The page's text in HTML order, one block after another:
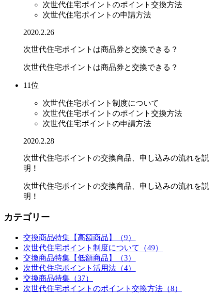
次世代住宅ポイントのポイント交換方法
次世代住宅ポイントの申請方法
2020.2.26
次世代住宅ポイントは商品券と交換できる？
次世代住宅ポイントは商品券と交換できる？
11位
次世代住宅ポイント制度について
次世代住宅ポイントのポイント交換方法
次世代住宅ポイントの申請方法
2020.2.28
次世代住宅ポイントの交換商品、申し込みの流れを説
明！
次世代住宅ポイントの交換商品、申し込みの流れを説
明！
カテゴリー
交換商品特集【高額商品】（9）
次世代住宅ポイント制度について（49）
交換商品特集【低額商品】（3）
次世代住宅ポイント活用法（4）
交換商品特集（37）
次世代住宅ポイントのポイント交換方法（8）